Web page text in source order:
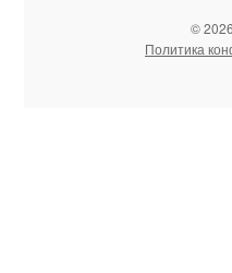
©
Политика